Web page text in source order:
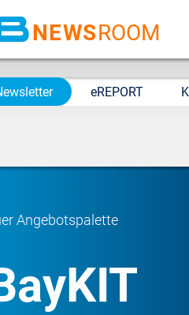
NEWSROOM
eREPORT
Angebotspalette